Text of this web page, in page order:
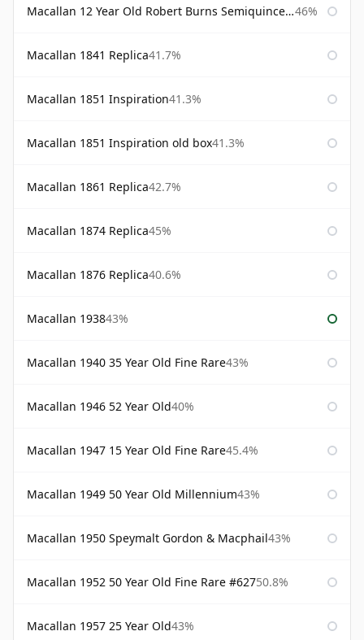
Macallan 12 Year Old Robert Burns Semiquincentenary 46%
Macallan 1841 Replica41.7%
Macallan 1851 Inspiration41.3%
Macallan 1851 Inspiration old box41.3%
Macallan 1861 Replica42.7%
Macallan 1874 Replica45%
Macallan 1876 Replica40.6%
Macallan 193843%
Macallan 1940 35 Year Old Fine Rare43%
Macallan 1946 52 Year Old40%
Macallan 1947 15 Year Old Fine Rare45.4%
Macallan 1949 50 Year Old Millennium43%
Macallan 1950 Speymalt Gordon & Macphail43%
Macallan 1952 50 Year Old Fine Rare #62750.8%
Macallan 1957 25 Year Old43%